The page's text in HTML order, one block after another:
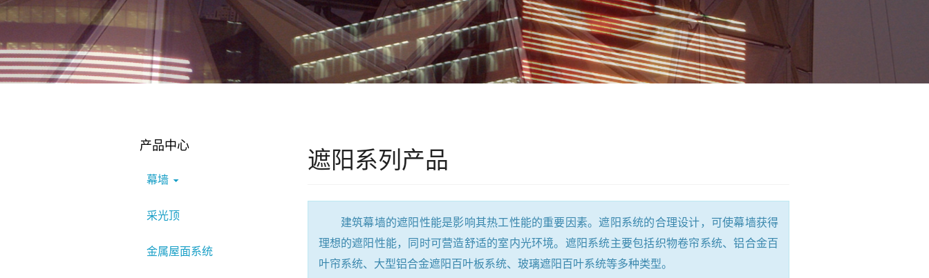
遮阳系列产品
建筑幕墙的遮阳性能是影响其热工性能的重要因素。遮阳系统的合理设计，可使幕墙获得
理想的遮阳性能，同时可营造舒适的室内光环境。遮阳系统主要包括织物卷帘系统、铝合金百
叶帘系统、大型铝合金遮阳百叶板系统、玻璃遮阳百叶系统等多种类型。
产品中心
幕墙
采光顶
金属屋面系统